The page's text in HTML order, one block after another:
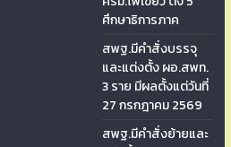
ศึกษาธิการภาค
สพฐ.มีคำสั่งบรรจุ
และแต่งตั้ง ผอ.สพท.
3 ราย มีผลตั้งแต่วันที่
27 กรกฎาคม 2569
สพฐ.มีคำสั่งย้ายและ